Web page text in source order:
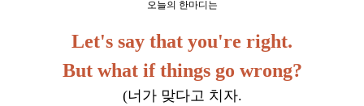
오늘의 한마디는
Let's say that you're right.
But what if things go wrong?
(너가 맞다고 치자.